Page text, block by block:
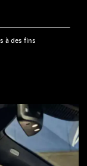
à des fins